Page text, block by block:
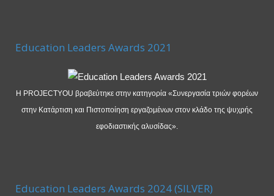
Education Leaders Awards 2021
Η PROJECTYOU βραβεύτηκε στην κατηγορία «Συνεργασία τριών φορέων
στην Κατάρτιση και Πιστοποίηση εργαζομένων στον κλάδο της ψυχρής
εφοδιαστικής αλυσίδας».
Education Leaders Awards 2024 (SILVER)